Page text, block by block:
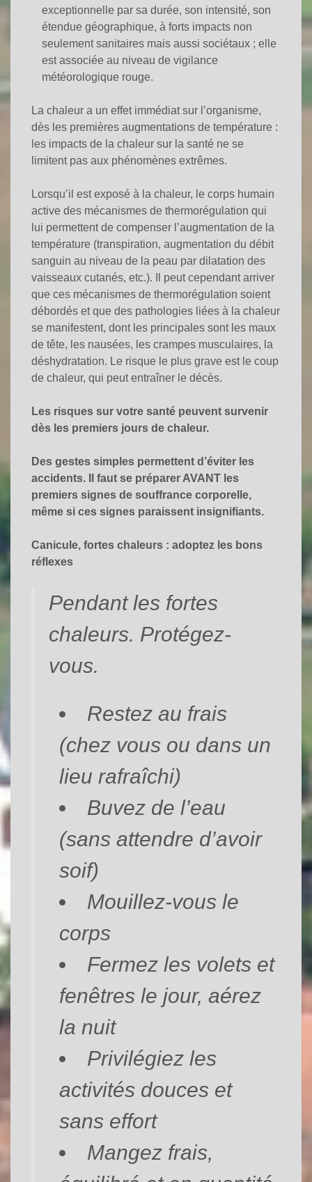
exceptionnelle par sa durée, son intensité, son
étendue géographique, à forts impacts non
seulement sanitaires mais aussi sociétaux ; elle
est associée au niveau de vigilance
météorologique rouge.
La chaleur a un effet immédiat sur l’organisme,
dès les premières augmentations de température :
les impacts de la chaleur sur la santé ne se
limitent pas aux phénomènes extrêmes.
Lorsqu’il est exposé à la chaleur, le corps humain
active des mécanismes de thermorégulation qui
lui permettent de compenser l’augmentation de la
température (transpiration, augmentation du débit
sanguin au niveau de la peau par dilatation des
vaisseaux cutanés, etc.). Il peut cependant arriver
que ces mécanismes de thermorégulation soient
débordés et que des pathologies liées à la chaleur
se manifestent, dont les principales sont les maux
de tête, les nausées, les crampes musculaires, la
déshydratation. Le risque le plus grave est le coup
de chaleur, qui peut entraîner le décès.
Les risques sur votre santé peuvent survenir
dès les premiers jours de chaleur.
Des gestes simples permettent d’éviter les
accidents. Il faut se préparer AVANT les
premiers signes de souffrance corporelle,
même si ces signes paraissent insignifiants.
Canicule, fortes chaleurs : adoptez les bons
réflexes
Pendant les fortes
chaleurs. Protégez-
vous.
Restez au frais
(chez vous ou dans un
lieu rafraîchi)
Buvez de l’eau
(sans attendre d’avoir
soif)
Mouillez-vous le
corps
Fermez les volets et
fenêtres le jour, aérez
la nuit
Privilégiez les
activités douces et
sans effort
Mangez frais,